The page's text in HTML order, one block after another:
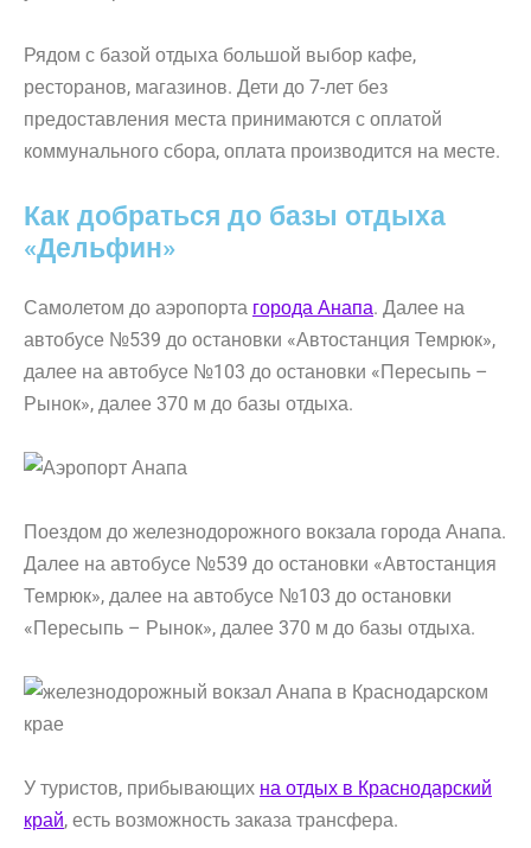
Рядом с базой отдыха большой выбор кафе,
ресторанов, магазинов. Дети до 7-лет без
предоставления места принимаются с оплатой
коммунального сбора, оплата производится на месте.
Как добраться до базы отдыха
«Дельфин»
Самолетом до аэропорта города Анапа. Далее на
автобусе №539 до остановки «Автостанция Темрюк»,
далее на автобусе №103 до остановки «Пересыпь –
Рынок», далее 370 м до базы отдыха.
Поездом до железнодорожного вокзала города Анапа.
Далее на автобусе №539 до остановки «Автостанция
Темрюк», далее на автобусе №103 до остановки
«Пересыпь – Рынок», далее 370 м до базы отдыха.
У туристов, прибывающих на отдых в Краснодарский
край, есть возможность заказа трансфера.